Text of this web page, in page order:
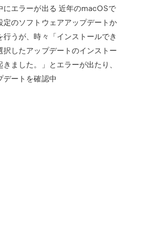
にエラーが出る 近年のmacOSで
定のソフトウェアアップデートか
行うが、時々「インストールでき
択したアップデートのインストー
ました。」とエラーが出たり、
デートを確認中